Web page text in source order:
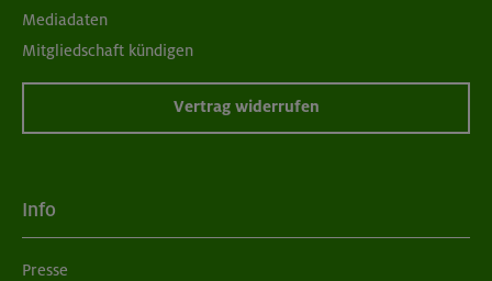
Mediadaten
Mitgliedschaft kündigen
Vertrag widerrufen
Info
Presse